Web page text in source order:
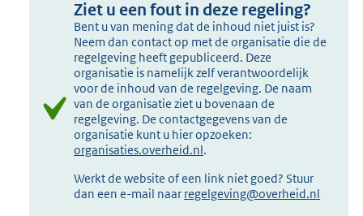
Ziet u een fout in deze regeling?
Bent u van mening dat de inhoud niet juist is?
Neem dan contact op met de organisatie die de
regelgeving heeft gepubliceerd. Deze
organisatie is namelijk zelf verantwoordelijk
voor de inhoud van de regelgeving. De naam
van de organisatie ziet u bovenaan de
regelgeving. De contactgegevens van de
organisatie kunt u hier opzoeken:
organisaties.overheid.nl.
Werkt de website of een link niet goed? Stuur
dan een e-mail naar regelgeving@overheid.nl